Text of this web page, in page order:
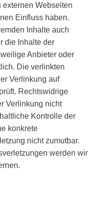
externen Webseiten
Einfluss haben.
Inhalte auch
die Inhalte der
Anbieter oder
Die verlinkten
Verlinkung auf
Rechtswidrige
Verlinkung nicht
Kontrolle der
konkrete
nicht zumutbar.
werden wir